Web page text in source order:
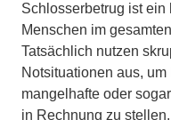
Schlosserbetrug ist
Menschen im
Tatsächlich nutzen
Notsituationen aus,
mangelhafte oder
in Rechnung zu stellen.